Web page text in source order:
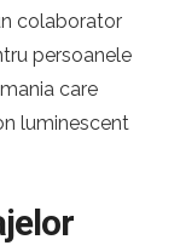
colaborator
persoanele
care
luminescent